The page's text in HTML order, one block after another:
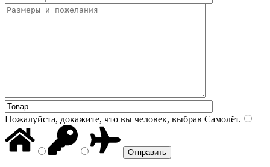
Пожалуйста, докажите, что вы человек, выбрав Самолёт.